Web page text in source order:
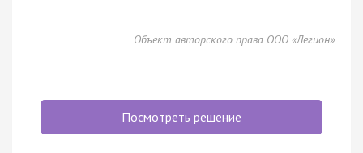
Объект авторского права ООО «Легион»
Посмотреть решение